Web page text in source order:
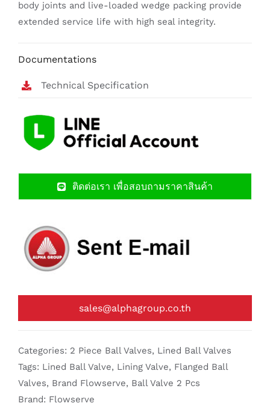
body joints and live-loaded wedge packing provide
extended service life with high seal integrity.
Documentations
Technical Specification
ติดต่อเรา เพื่อสอบถามราคาสินค้า
sales@alphagroup.co.th
Categories: 2 Piece Ball Valves, Lined Ball Valves
Tags: Lined Ball Valve, Lining Valve, Flanged Ball
Valves, Brand Flowserve, Ball Valve 2 Pcs
Brand: Flowserve